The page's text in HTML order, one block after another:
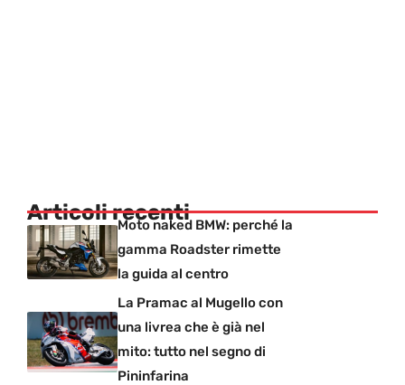
Articoli recentiMoto naked BMW: perché la
gamma Roadster rimette
la guida al centro
La Pramac al Mugello con
una livrea che è già nel
mito: tutto nel segno di
Pininfarina